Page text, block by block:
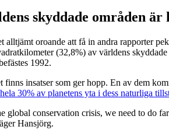
skyddade områden är
alltjämt oroande att få in andra rapporter
(32,8%) av världens
1992.
finns insatser som ger hopp. En av dem
30% av planetens yta i dess naturliga
global conservation crisis, we need to do
Hansjörg.